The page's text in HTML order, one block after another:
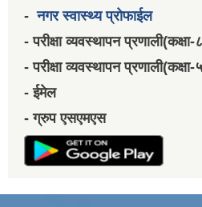
-नगर स्वास्थ्य प्रोफाईल
- परीक्षा व्यवस्थापन प्रणाली(कक्षा-
- परीक्षा व्यवस्थापन प्रणाली(कक्षा-
- ईमेल
- ग्रुप एसएमएस